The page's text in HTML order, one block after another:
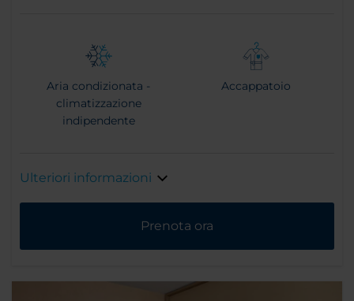
Aria condizionata -
climatizzazione
indipendente
Accappatoio
Ulteriori informazioni
Prenota ora